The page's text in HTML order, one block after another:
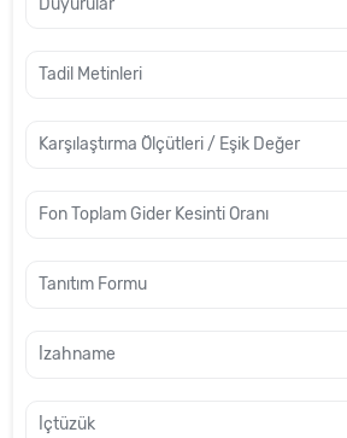
Duyurular
Tadil Metinleri
Karşılaştırma Ölçütleri / Eşik Değer
Fon Toplam Gider Kesinti Oranı
Tanıtım Formu
İzahname
İçtüzük